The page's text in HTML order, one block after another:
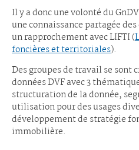
Il y a donc une volonté du
une connaissance partagée
un rapprochement avec LIFTI (
foncières et territoriales).
Des groupes de travail se sont
données DVF avec 3
structuration de la donnée,
utilisation pour des usages
développement de stratégie
immobilière.